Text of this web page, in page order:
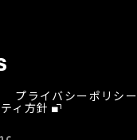
プライバシーポリシー
ィ方針